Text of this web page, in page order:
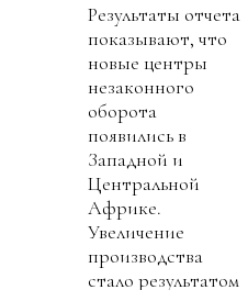
Результаты отчета
показывают, что
новые центры
незаконного
оборота
появились в
Западной и
Центральной
Африке.
Увеличение
производства
стало результатом